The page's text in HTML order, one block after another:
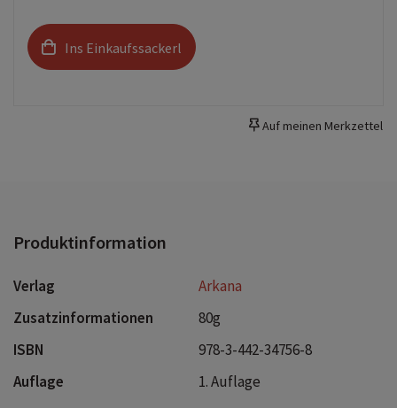
Ins Einkaufssackerl
Auf meinen Merkzettel
Produktinformation
Verlag
Arkana
Zusatzinformationen
80g
ISBN
978-3-442-34756-8
Auflage
1. Auflage